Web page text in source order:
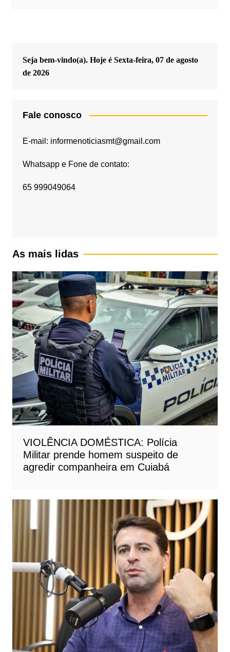
Seja bem-vindo(a). Hoje é Sexta-feira, 07 de agosto
de 2026
Fale conosco
E-mail: informenoticiasmt@gmail.com
Whatsapp e Fone de contato:
65 999049064
As mais lidas
VIOLÊNCIA DOMÉSTICA: Polícia
Militar prende homem suspeito de
agredir companheira em Cuiabá